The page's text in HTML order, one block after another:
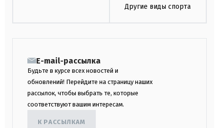
Другие виды спорта
E-mail-рассылка
Будьте в курсе всех новостей и
обновлений! Перейдите на страницу наших
рассылок, чтобы выбрать те, которые
соответствуют вашим интересам.
К РАССЫЛКАМ